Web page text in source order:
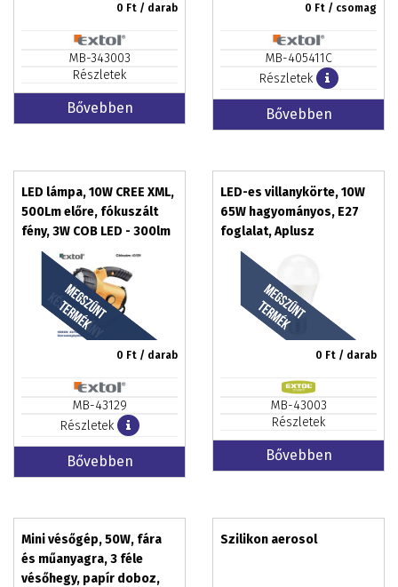
0 Ft / darab
MB-343003
Részletek
Bővebben
0 Ft / csomag
MB-405411C
Részletek
Bővebben
LED lámpa, 10W CREE XML,
500Lm előre, fókuszált
fény, 3W COB LED - 300lm
oldalra, szórt fény,
beépített Li-ion akku
0 Ft / darab
MB-43129
Részletek
Bővebben
LED-es villanykörte, 10W
65W hagyományos, E27
foglalat, Aplusz
energiaosztályú EXTOL
0 Ft / darab
MB-43003
Részletek
Bővebben
Mini vésőgép, 50W, fára
és műanyagra, 3 féle
vésőhegy, papír doboz,
Szilikon aerosol